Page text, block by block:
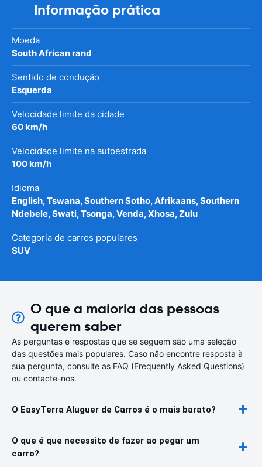
Informação prática
Moeda
South African rand
Sentido de condução
Esquerda
Velocidade limite da cidade
60 km/h
Velocidade limite na autoestrada
100 km/h
Idioma
English, Tswana, Southern Sotho, Afrikaans, Southern
Ndebele, Swati, Tsonga, Venda, Xhosa, Zulu
Categoria de carros populares
SUV
O que a maioria das pessoas
querem saber
As perguntas e respostas que se seguem são uma seleção
das questões mais populares. Caso não encontre resposta à
sua pergunta, consulte as FAQ (Frequently Asked Questions)
ou contacte-nos.
O EasyTerra Aluguer de Carros é o mais barato?
O que é que necessito de fazer ao pegar um
carro?